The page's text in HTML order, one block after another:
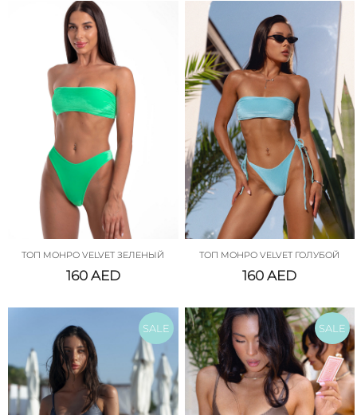
ТОП МОНРО VELVET ЗЕЛЕНЫЙ
160 AED
ТОП МОНРО VELVET ГОЛУБОЙ
160AED
SALE SALE